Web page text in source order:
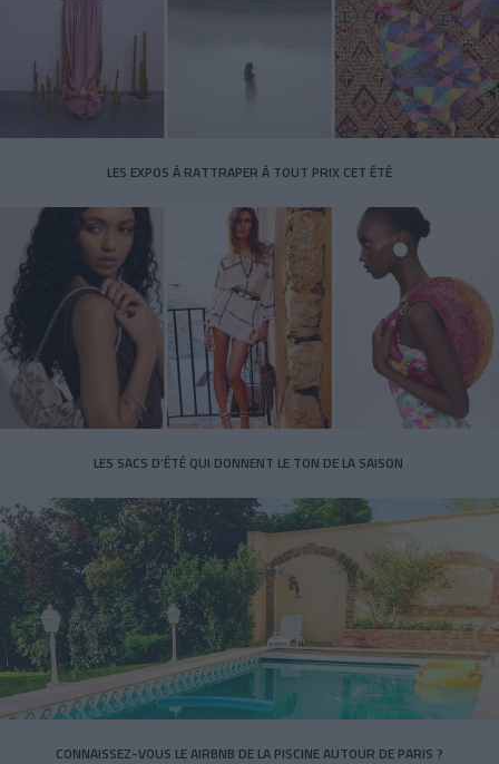
LES EXPOS À RATTRAPER À TOUT PRIX CET ÉTÉ
LES SACS D’ÉTÉ QUI DONNENT LE TON DE LA SAISON
CONNAISSEZ-VOUS LE AIRBNB DE LA PISCINE AUTOUR DE PARIS ?